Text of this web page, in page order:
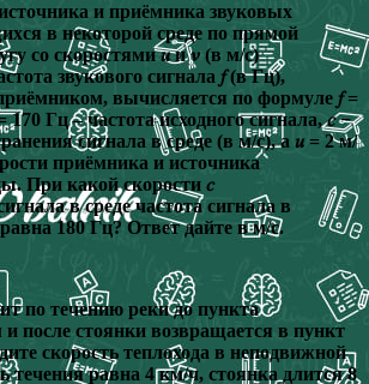
и приёмника звуковых
в некоторой среде по прямой
со скоростями 𝑢 и 𝜈 (в м/с)
звукового сигнала 𝑓 (в Гц),
вычисляется по формуле 𝑓 =
= 170 Гц – частота исходного сигнала, 𝑐 −
сигнала в среде (в м/с), а 𝑢 = 2 м/
приёмника и источника
При какой скорости 𝑐
в среде частота сигнала в
180 Гц? Ответ дайте в м/с.
по течению реки до пункта
и после стоянки возвращается в пункт
скорость теплохода в неподвижной
течения равна 4 км/ч, стоянка длится 8